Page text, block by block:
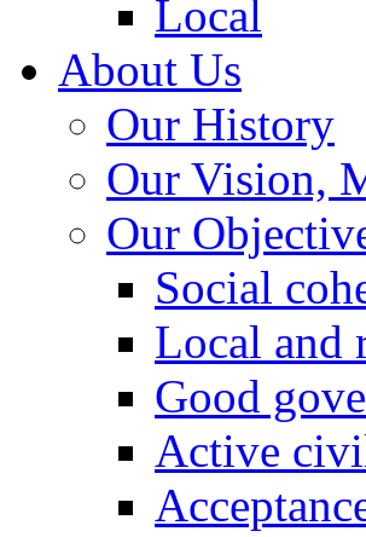
Local
About Us
Our History
Our Vision,
Our
Social
Local and
Good
Active